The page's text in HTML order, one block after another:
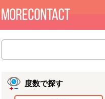
度数で探す